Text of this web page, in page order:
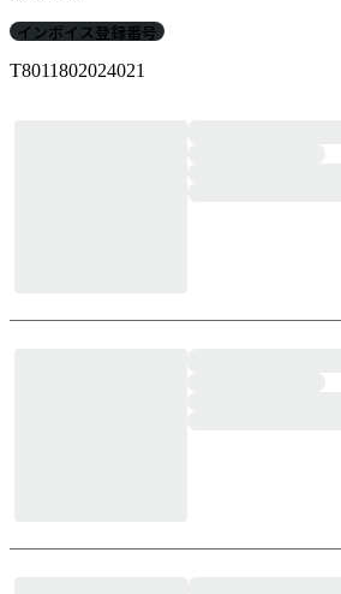
インボイス登録番号
T8011802024021